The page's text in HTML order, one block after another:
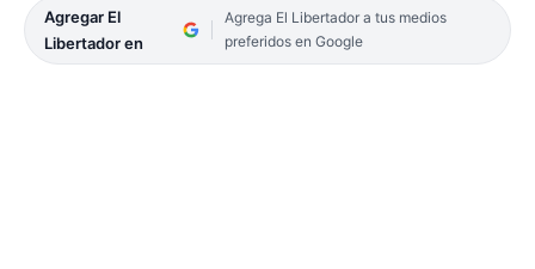
Agregar El
Libertador en
Agrega El Libertador a tus medios
preferidos en Google